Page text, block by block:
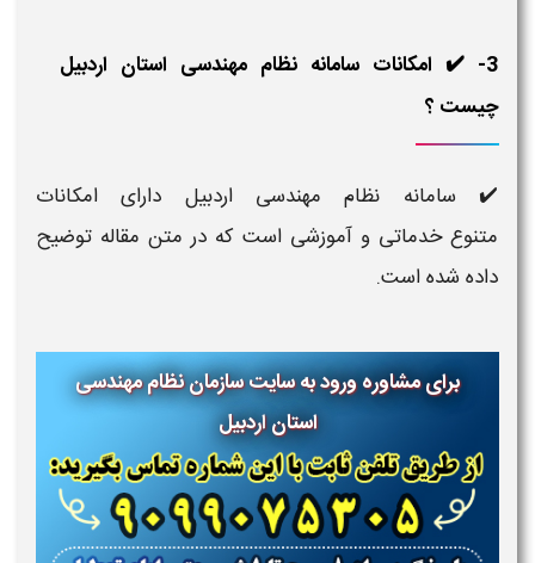
3- ✔️ امکانات سامانه نظام مهندسی استان اردبیل
چیست ؟
✔️ سامانه نظام مهندسی اردبیل دارای امکانات
متنوع خدماتی و آموزشی است که در متن مقاله توضیح
داده شده است.
برای مشاوره ورود به سایت سازمان نظام مهندسی
استاناردبیل